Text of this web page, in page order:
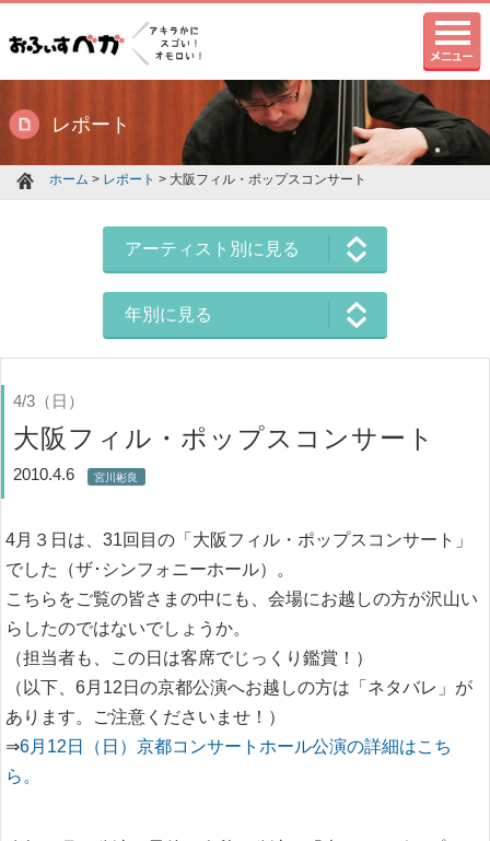
レポート
ホーム > レポート > 大阪フィル・ポップスコンサート
アーティスト別に見る
年別に見る
4/3（日）
大阪フィル・ポップスコンサート
2010.4.6 宮川彬良
4月３日は、31回目の「大阪フィル・ポップスコンサート」
でした（ザ･シンフォニーホール）。
こちらをご覧の皆さまの中にも、会場にお越しの方が沢山い
らしたのではないでしょうか。
（担当者も、この日は客席でじっくり鑑賞！）
（以下、6月12日の京都公演へお越しの方は「ネタバレ」が
あります。ご注意くださいませ！）
⇒6月12日（日）京都コンサートホール公演の詳細はこち
ら。